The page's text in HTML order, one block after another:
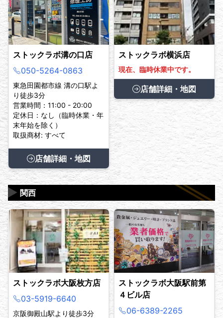
ストックラボ溝の口店
050-5264-0863
東急田園都市線 溝の口駅よ
り徒歩3分
営業時間：11:00 - 20:00
定休日：なし（臨時休業・年
末年始を除く）
取扱商材: すべて
店舗詳細・地図
ストックラボ横浜店
現在、臨時休業中です。
店舗詳細・地図
関西
▶
ストックラボ大阪枚方店
03-5919-6640
京阪御殿山駅より徒歩3分
ストックラボ大阪駅前第
４ビル店
06-6389-2265